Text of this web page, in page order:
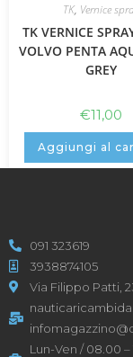
TK, Vernice
TK VERNICE
VOLVO PENTA
GREY
€11,00
Aggiungi al
091 323619
3938874105
Via Filippo Patti,
Lun-Ven / 08.00 –